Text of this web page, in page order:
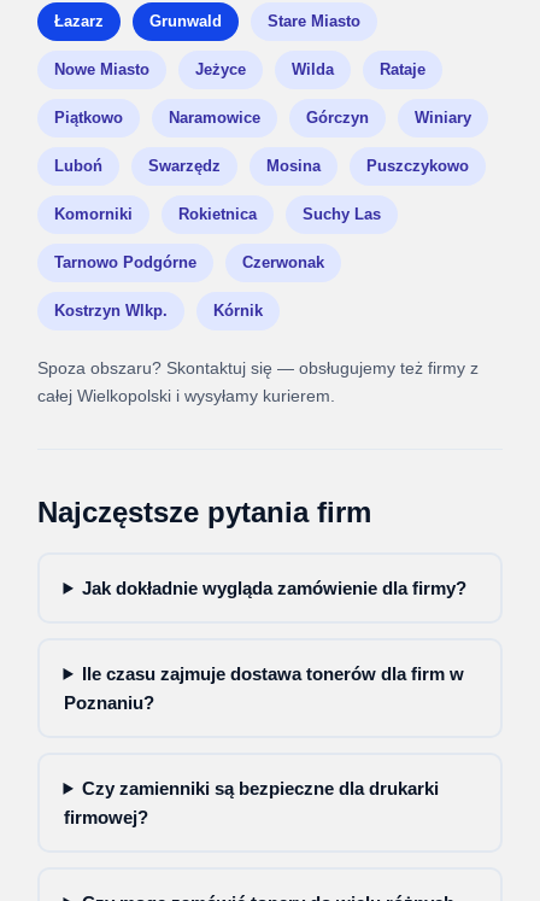
Łazarz Grunwald Stare Miasto
Nowe Miasto Jeżyce Wilda Rataje
Piątkowo Naramowice Górczyn Winiary
Luboń Swarzędz Mosina Puszczykowo
Komorniki Rokietnica Suchy Las
Tarnowo Podgórne Czerwonak
Kostrzyn Wlkp. Kórnik
Spoza obszaru? Skontaktuj się — obsługujemy też firmy z
całej Wielkopolski i wysyłamy kurierem.
Najczęstsze pytania firm
Jak dokładnie wygląda zamówienie dla firmy?
Ile czasu zajmuje dostawa tonerów dla firm w
Poznaniu?
Czy zamienniki są bezpieczne dla drukarki
firmowej?